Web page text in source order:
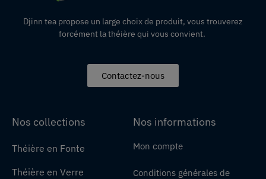
Djinn tea propose un large choix de produit, vous trouverez
forcément la théière qui vous convient.
Contactez-nous
Nos collections
Théière en Fonte
Théière en Verre
Nos informations
Mon compte
Conditions générales de